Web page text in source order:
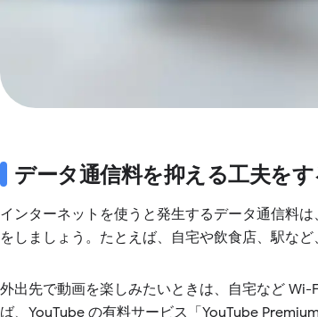
データ通信料を抑える工夫をす
インターネットを使うと発生するデータ通信料
をしましょう。たとえば、自宅や飲食店、駅な
外出先で動画を楽しみたいときは、自宅など
ば、YouTube の有料サービス「YouTube